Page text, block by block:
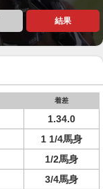
結果
着差
1.34.0
1 1/4馬身
1/2馬身
3/4馬身